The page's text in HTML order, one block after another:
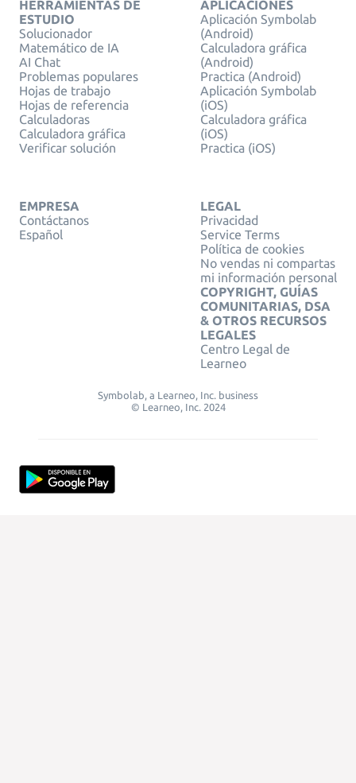
HERRAMIENTAS DE
ESTUDIO
Solucionador
Matemático de IA
AI Chat
Problemas populares
Hojas de trabajo
Hojas de referencia
Calculadoras
Calculadora gráfica
Verificar solución
APLICACIONES
Aplicación Symbolab
(Android)
Calculadora gráfica
(Android)
Practica (Android)
Aplicación Symbolab
(iOS)
Calculadora gráfica
(iOS)
Practica (iOS)
EMPRESA
Contáctanos
Español
LEGAL
Privacidad
Service Terms
Política de cookies
No vendas ni compartas
mi información personal
COPYRIGHT, GUÍAS
COMUNITARIAS, DSA
& OTROS RECURSOS
LEGALES
Centro Legal de
Learneo
Symbolab, a Learneo, Inc. business
© Learneo, Inc. 2024